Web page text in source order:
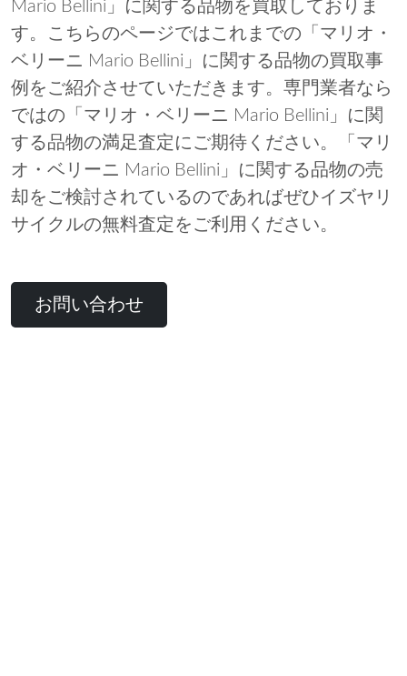
Mario Bellini」に関する品物を買取しておりま
す。こちらのページではこれまでの「マリオ・
ベリーニ Mario Bellini」に関する品物の買取事
例をご紹介させていただきます。専門業者なら
ではの「マリオ・ベリーニ Mario Bellini」に関
する品物の満足査定にご期待ください。「マリ
オ・ベリーニ Mario Bellini」に関する品物の売
却をご検討されているのであればぜひイズヤリ
サイクルの無料査定をご利用ください。
お問い合わせ